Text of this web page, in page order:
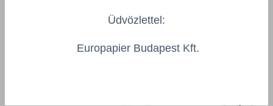
Üdvözlettel:
Europapier Budapest Kft.